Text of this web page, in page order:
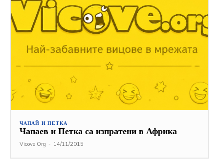
ЧАПАЙ И ПЕТКА
Чапаев и Петка са изпратени в Африка
Vicove Org - 14/11/2015